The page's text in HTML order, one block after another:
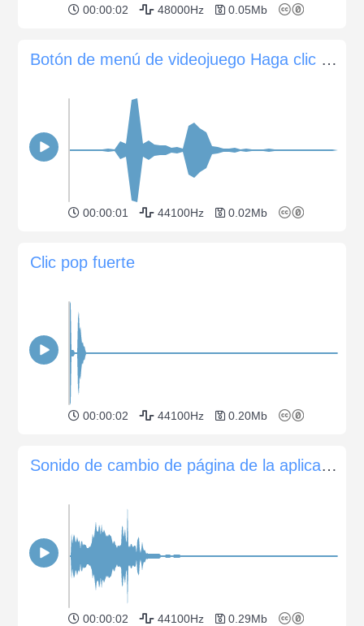
00:00:02 48000Hz 0.05Mb
Botón de menú de videojuego Haga clic en Sound 4
00:00:01 44100Hz 0.02Mb
Clic pop fuerte
00:00:02 44100Hz 0.20Mb
Sonido de cambio de página de la aplicación
00:00:02 44100Hz 0.29Mb